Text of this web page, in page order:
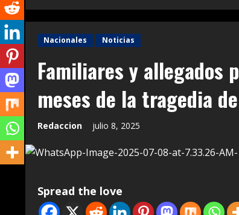
Nacionales Noticias
Familiares y
meses de la tragedia
Redaccion julio 8, 2025
Spread the love